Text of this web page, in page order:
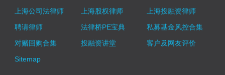
上海公司法律师
上海股权律师
上海投融资律师
聘请律师
法律桥PE宝典
私募基金风控合集
对赌回购合集
投融资讲堂
客户及网友评价
Sitemap